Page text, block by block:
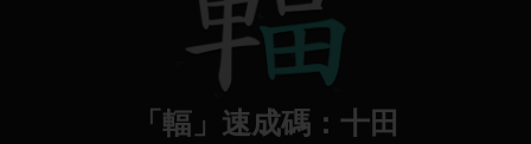
「輻」速成碼：十田